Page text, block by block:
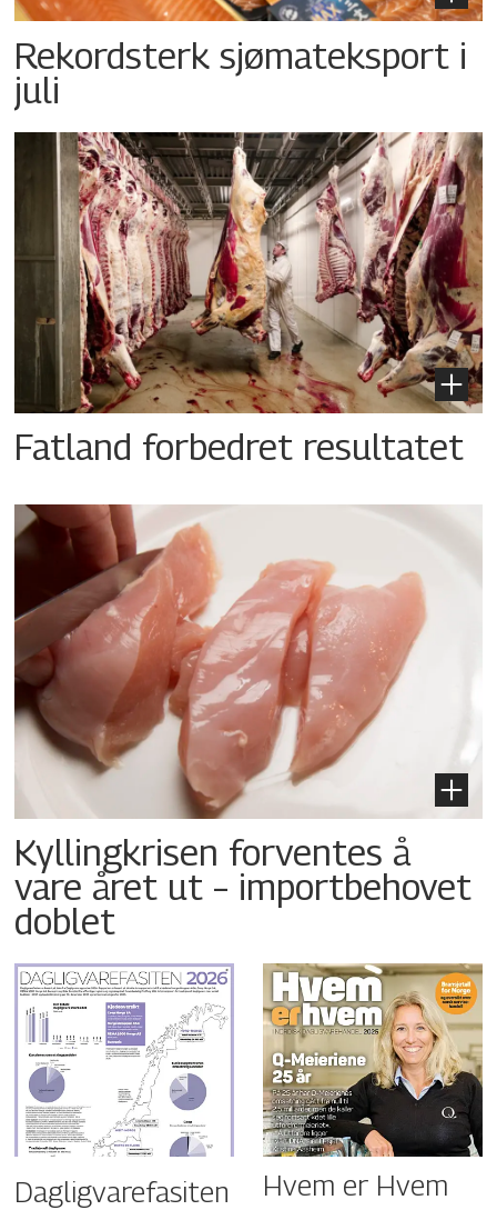
Rekordsterk sjømateksport i
juli
Fatland forbedret resultatet
Kyllingkrisen forventes å
vare året ut – importbehovet
doblet
Dagligvarefasiten Hvem er Hvem